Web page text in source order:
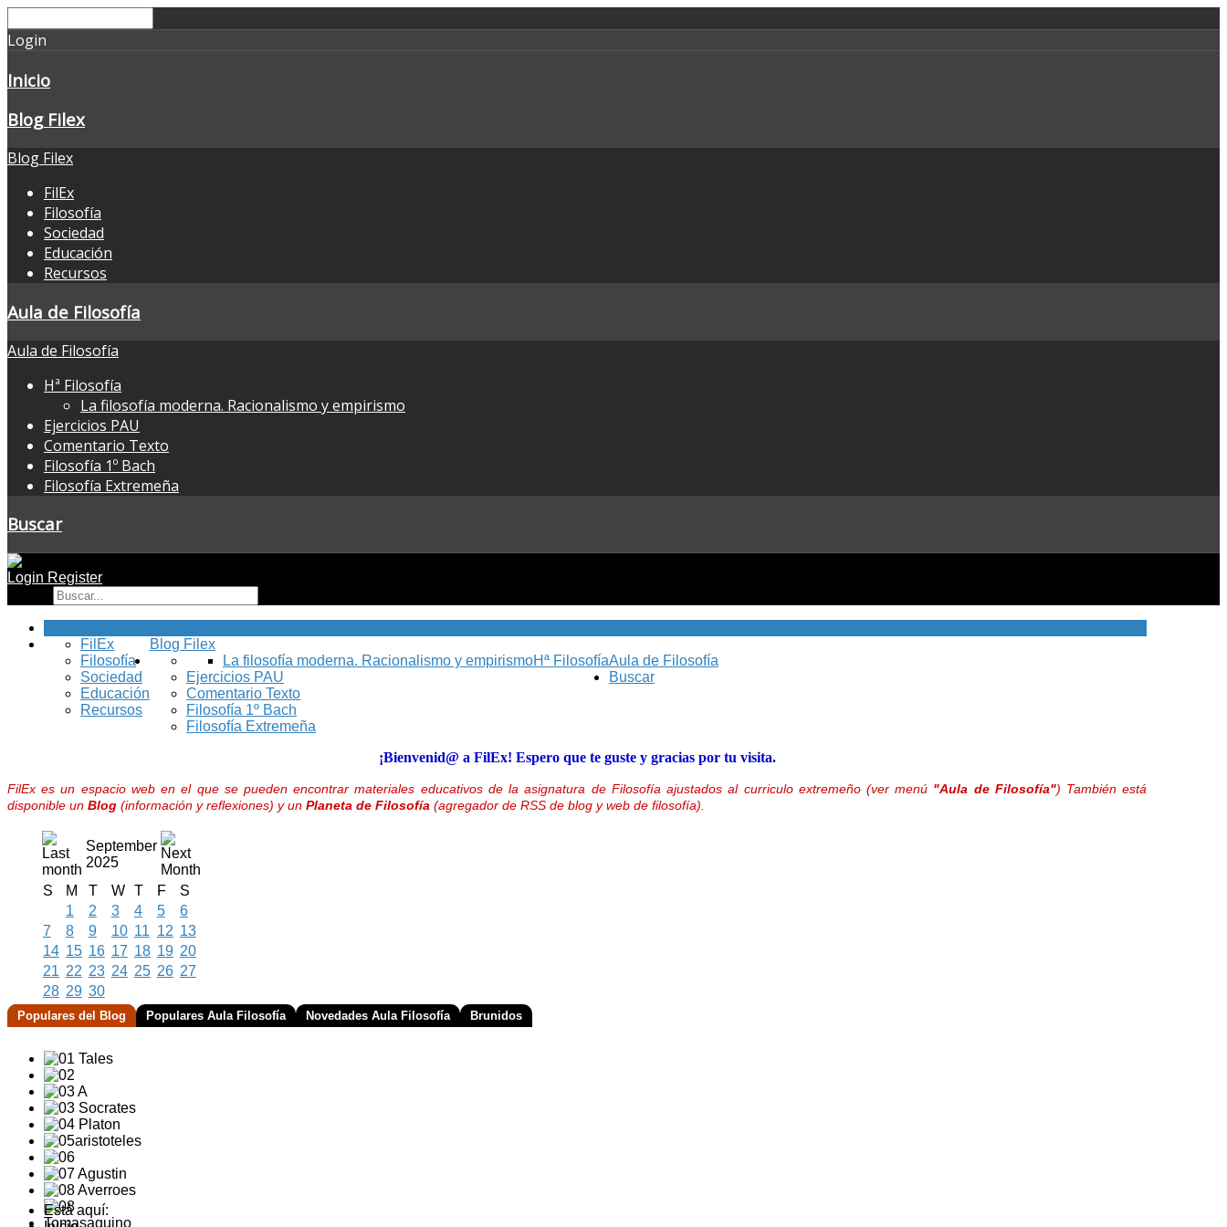
Login
Inicio
Blog Filex
Blog Filex
FilEx
Filosofía
Sociedad
Educación
Recursos
Aula de Filosofía
Aula de Filosofía
Hª Filosofía
La filosofía moderna. Racionalismo y empirismo
Ejercicios PAU
Comentario Texto
Filosofía 1º Bach
Filosofía Extremeña
Buscar
Login Register
Blog Filex
FilEx
Filosofía
Sociedad
Educación
Recursos
Aula de Filosofía
Hª Filosofía
La filosofía moderna. Racionalismo y empirismo
Ejercicios PAU
Comentario Texto
Filosofía 1º Bach
Filosofía Extremeña
Buscar
¡Bienvenid@ a FilEx! Espero que te guste y gracias por tu visita.
FilEx es un espacio web en el que se pueden encontrar materiales educativos de la asignatura de Filosofía ajustados al curriculo extremeño (ver menú "Aula de Filosofía") También está
disponible un Blog (información y reflexiones) y un Planeta de Filosofía (agregador de RSS de blog y web de filosofía).
September
2025
S
M T W T F
S
1
2 3 4 5
6
7
8 9 10 11 12 13
14 15 16 17 18 19 20
21 22 23 24 25 26 27
28 29 30
Populares del Blog Populares Aula Filosofía Novedades Aula Filosofía Brunidos
Está aquí: